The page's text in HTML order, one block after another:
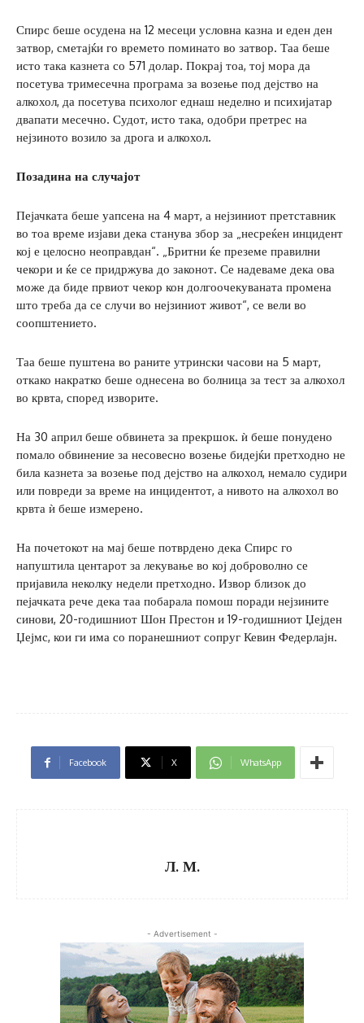
Спирс беше осудена на 12 месеци условна казна и еден ден
затвор, сметајќи го времето поминато во затвор. Таа беше
исто така казнета со 571 долар. Покрај тоа, тој мора да
посетува тримесечна програма за возење под дејство на
алкохол, да посетува психолог еднаш неделно и психијатар
двапати месечно. Судот, исто така, одобри претрес на
нејзиното возило за дрога и алкохол.
Позадина на случајот
Пејачката беше уапсена на 4 март, а нејзиниот претставник
во тоа време изјави дека станува збор за „несреќен инцидент
кој е целосно неоправдан“. „Бритни ќе преземе правилни
чекори и ќе се придржува до законот. Се надеваме дека ова
може да биде првиот чекор кон долгоочекуваната промена
што треба да се случи во нејзиниот живот“, се вели во
соопштението.
Таа беше пуштена во раните утрински часови на 5 март,
откако накратко беше однесена во болница за тест за алкохол
во крвта, според изворите.
На 30 април беше обвинета за прекршок. ѝ беше понудено
помало обвинение за несовесно возење бидејќи претходно не
била казнета за возење под дејство на алкохол, немало судири
или повреди за време на инцидентот, а нивото на алкохол во
крвта ѝ беше измерено.
На почетокот на мај беше потврдено дека Спирс го
напуштила центарот за лекување во кој доброволно се
пријавила неколку недели претходно. Извор близок до
пејачката рече дека таа побарала помош поради нејзините
синови, 20-годишниот Шон Престон и 19-годишниот Џејден
Џејмс, кои ги има со поранешниот сопруг Кевин Федерлајн.
Facebook X WhatsApp
Л. М.
- Advertisement -